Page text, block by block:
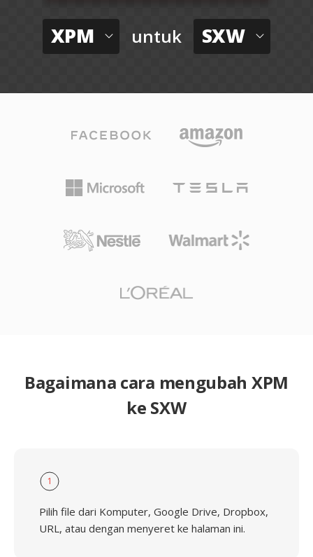
XPM untuk SXW
Bagaimana cara mengubah XPM
ke SXW
1
Pilih file dari Komputer, Google Drive, Dropbox,
URL, atau dengan menyeret ke halaman ini.